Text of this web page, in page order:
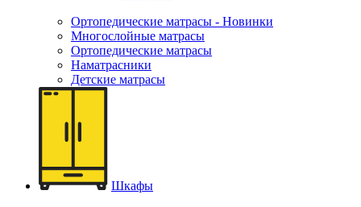
Ортопедические матрасы - Новинки
Многослойные матрасы
Ортопедические матрасы
Наматрасники
Детские матрасы
Шкафы